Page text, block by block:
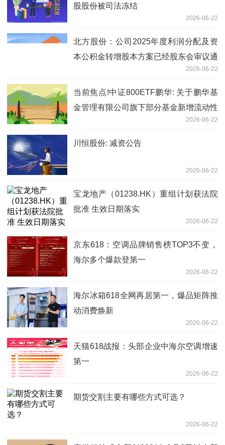
股股份被司法冻结
2026-06-22
北方股份：公司2025年度利润分配及资
本公积金转增股本方案已经股东会审议通
2026-06-22
当前焦点!中证800ETF鹏华: 关于鹏华基
金管理有限公司旗下部分基金新增流动性
2026-06-22
川恒股份: 减资公告
2026-06-22
宝龙地产（01238.HK）重组计划获法院
批准 生效日期落实
2026-06-22
京东618：空调品牌销售榜TOP3不变，
海尔多个爆款登第一
2026-06-22
海尔冰箱618全网再居第一，爆品矩阵推
动消费焕新
2026-06-22
天猫618战报：头部企业中海尔空调增速
第一
2026-06-22
期货交割主要有哪些方式可选？
2026-06-22